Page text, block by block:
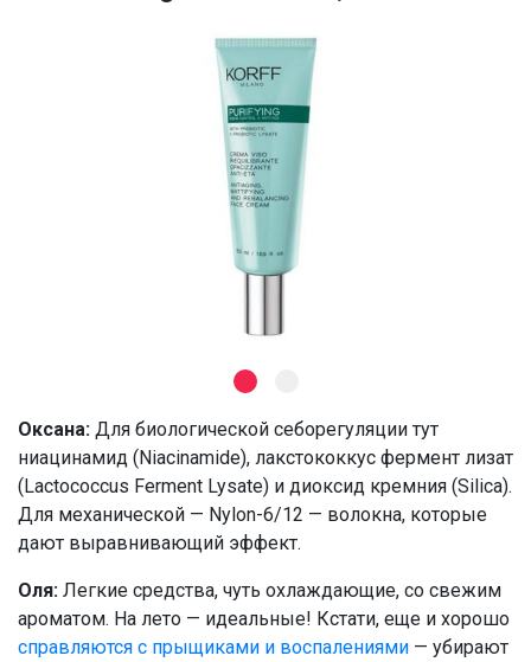
PARFUM/FRAGRANCE – LINALOOL – CITRONELLOL –
LIMONENE – GERANIOL
Оксана: Для биологической себорегуляции тут
ниацинамид (Niacinamide), лакстококкус фермент лизат
(Lactococcus Ferment Lysate) и диоксид кремния (Silica).
Для механической — Nylon-6/12 — волокна, которые
дают выравнивающий эффект.
Оля: Легкие средства, чуть охлаждающие, со свежим
ароматом. На лето — идеальные! Кстати, еще и хорошо
справляются с прыщиками и воспалениями — убирают